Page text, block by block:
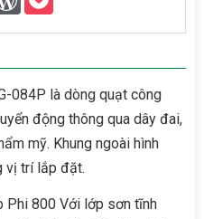
084P là dòng quạt công
động thông qua dây đai,
mỹ. Khung ngoài hình
vị trí lắp đặt.
Phi 800 Với lớp sơn tĩnh